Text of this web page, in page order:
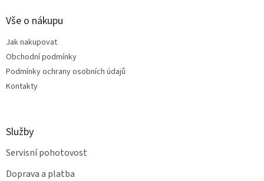
Vše o nákupu
Jak nakupovat
Obchodní podmínky
Podmínky ochrany osobních údajů
Kontakty
Služby
Servisní pohotovost
Doprava a platba